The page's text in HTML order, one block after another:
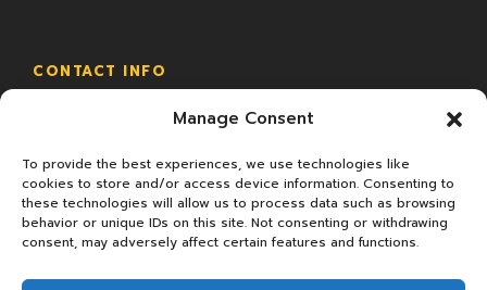
Manage Consent
To provide the best experiences, we use technologies like
cookies to store and/or access device information. Consenting to
these technologies will allow us to process data such as browsing
behavior or unique IDs on this site. Not consenting or withdrawing
consent, may adversely affect certain features and functions.
CONTACT INFO
18/2 ม.4 ซ.ทรัพย์มหาโชค ถ.พระราม2 ต.นาดี อ.เมือง
จ.สมุทรสาคร